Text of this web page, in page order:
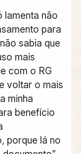
lamenta não
para
sabia que
mais
com o RG
voltar o mais
minha
benefício
porque lá no